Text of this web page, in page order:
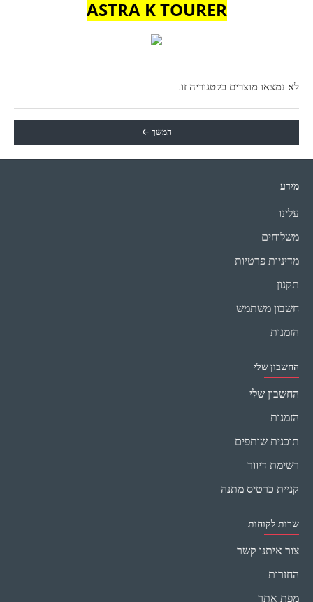
ASTRA K TOURER
לא נמצאו מוצרים בקטגוריה זו.
המשך
מידע
עלינו
משלוחים
מדיניות פרטיות
תקנון
חשבון משתמש
הזמנות
החשבון שלי
החשבון שלי
הזמנות
תוכנית שותפים
רשימת דיוור
קניית כרטיס מתנה
שרות לקוחות
צור איתנו קשר
החזרות
מפת אתר